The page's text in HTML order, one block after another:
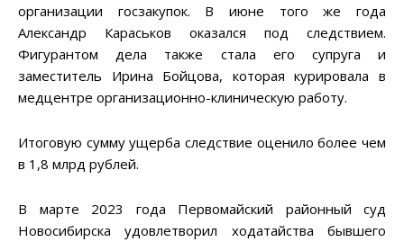
организации госзакупок. В июне того же года
Александр Караськов оказался под следствием.
Фигурантом дела также стала его супруга и
заместитель Ирина Бойцова, которая курировала в
медцентре организационно-клиническую работу.
Итоговую сумму ущерба следствие оценило более чем
в 1,8 млрд рублей.
В марте 2023 года Первомайский районный суд
Новосибирска удовлетворил ходатайства бывшего